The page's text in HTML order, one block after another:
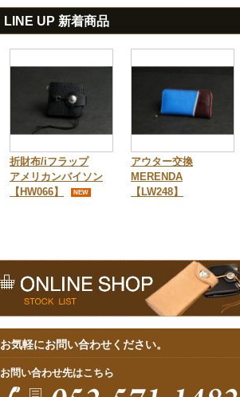
LINE UP 新着商品
折財布/iフラップ
アメリカンバイソン
【HW066】
NEW
アウター交換
MERENDA
【LW248】
お気軽にお問い合わせください。
お問い合わせ先はこちら